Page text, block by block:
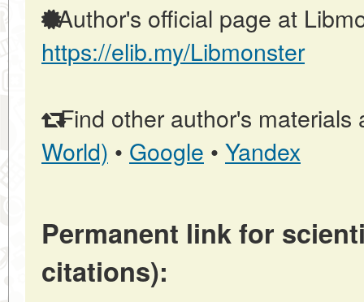
Author's official page at
https://elib.my/Libmonster
Find other author's materials
World) • Google • Yandex
Permanent link for
citations):